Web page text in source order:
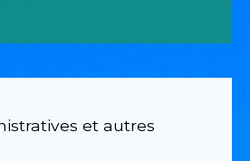
et autres